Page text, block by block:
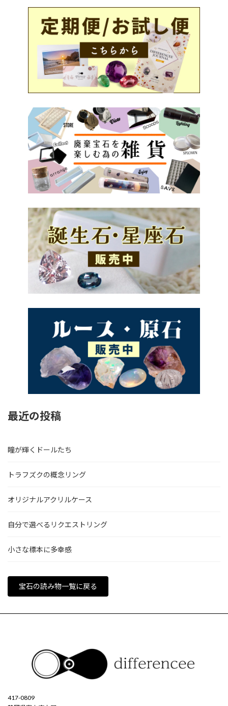
最近の投稿
瞳が輝くドールたち
トラフズクの概念リング
オリジナルアクリルケース
自分で選べるリクエストリング
小さな標本に多幸感
宝石の読み物一覧に戻る
417-0809